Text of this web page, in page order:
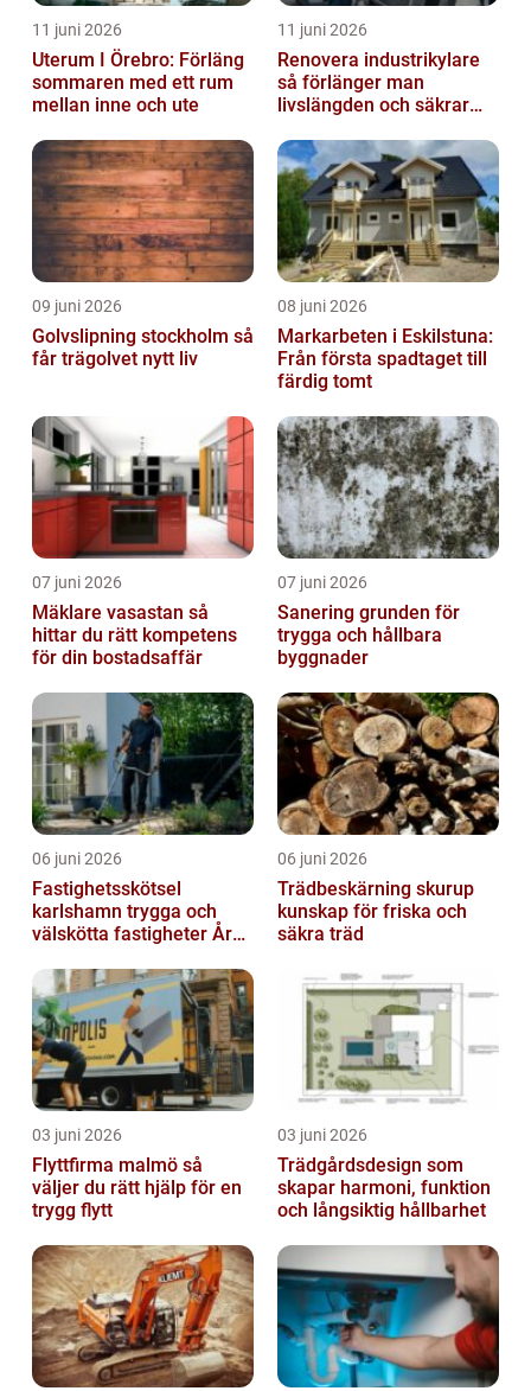
11 juni 2026
Uterum I Örebro: Förläng
sommaren med ett rum
mellan inne och ute
11 juni 2026
Renovera industrikylare
så förlänger man
livslängden och säkrar
09 juni 2026
Golvslipning stockholm så
får trägolvet nytt liv
08 juni 2026
Markarbeten i Eskilstuna:
Från första spadtaget till
färdig tomt
07 juni 2026
Mäklare vasastan så
hittar du rätt kompetens
för din bostadsaffär
07 juni 2026
Sanering grunden för
trygga och hållbara
byggnader
06 juni 2026
Fastighetsskötsel
karlshamn trygga och
välskötta fastigheter Året
06 juni 2026
Trädbeskärning skurup
kunskap för friska och
säkra träd
03 juni 2026
Flyttfirma malmö så
väljer du rätt hjälp för en
trygg flytt
03 juni 2026
Trädgårdsdesign som
skapar harmoni, funktion
och långsiktig hållbarhet